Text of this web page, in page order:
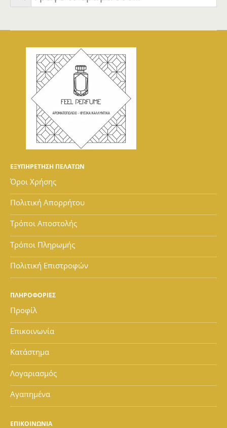
ΕΞΥΠΗΡΕΤΗΣΗ ΠΕΛΑΤΩΝ
Όροι Χρήσης
Πολιτική Απορρήτου
Τρόποι Αποστολής
Τρόποι Πληρωμής
Πολιτική Επιστροφών
ΠΛΗΡΟΦΟΡΙΕΣ
Προφίλ
Επικοινωνία
Κατάστημα
Λογαριασμός
Αγαπημένα
ΕΠΙΚΟΙΝΩΝΙΑ